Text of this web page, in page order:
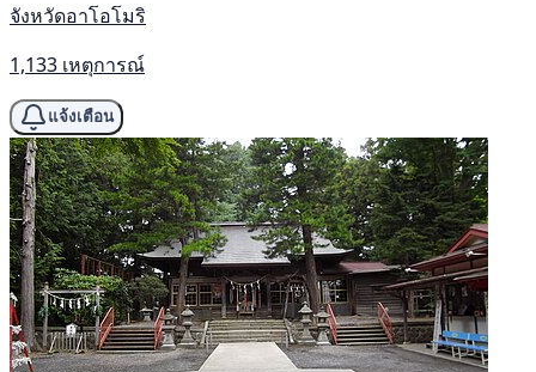
จังหวัดอาโอโมริ
1,133 เหตุการณ์
แจ้งเตือน